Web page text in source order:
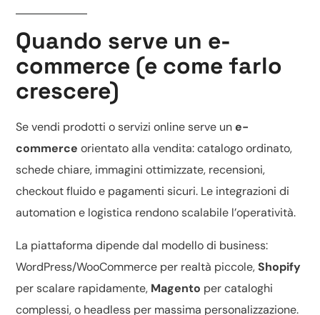
Quando serve un e-
commerce (e come farlo
crescere)
Se vendi prodotti o servizi online serve une-
commerce orientato alla vendita: catalogo ordinato,
schede chiare, immagini ottimizzate, recensioni,
checkout fluido e pagamenti sicuri. Le integrazioni di
automation e logistica rendono scalabile l’operatività.
La piattaforma dipende dal modello di business:
WordPress/WooCommerce per realtà piccole,Shopify
per scalare rapidamente, Magento per cataloghi
complessi, o headless per massima personalizzazione.